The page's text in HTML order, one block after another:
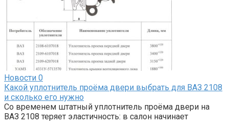
Новости 0
Какой уплотнитель проёма двери выбрать для ВАЗ 2108
и сколько его нужно
Со временем штатный уплотнитель проёма двери на
ВАЗ 2108 теряет эластичность: в салон начинает